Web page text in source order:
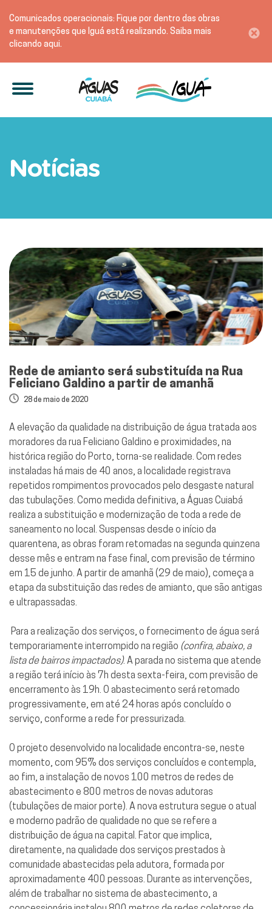
Comunicados operacionais: Fique por dentro das obras
e manutenções que Iguá está realizando. Saiba mais
clicando aqui.
Notícias
Rede de amianto será substituída na Rua
Feliciano Galdino a partir de amanhã
28 de maio de 2020
A elevação da qualidade na distribuição de água tratada aos
moradores da rua Feliciano Galdino e proximidades, na
histórica região do Porto, torna-se realidade. Com redes
instaladas há mais de 40 anos, a localidade registrava
repetidos rompimentos provocados pelo desgaste natural
das tubulações. Como medida definitiva, a Águas Cuiabá
realiza a substituição e modernização de toda a rede de
saneamento no local. Suspensas desde o início da
quarentena, as obras foram retomadas na segunda quinzena
desse mês e entram na fase final, com previsão de término
em 15 de junho. A partir de amanhã (29 de maio), começa a
etapa da substituição das redes de amianto, que são antigas
e ultrapassadas.
Para a realização dos serviços, o fornecimento de água será
temporariamente interrompido na região (confira, abaixo, a
lista de bairros impactados). A parada no sistema que atende
a região terá início às 7h desta sexta-feira, com previsão de
encerramento às 19h. O abastecimento será retomado
progressivamente, em até 24 horas após concluído o
serviço, conforme a rede for pressurizada.
O projeto desenvolvido na localidade encontra-se, neste
momento, com 95% dos serviços concluídos e contempla,
ao fim, a instalação de novos 100 metros de redes de
abastecimento e 800 metros de novas adutoras
(tubulações de maior porte). A nova estrutura segue o atual
e moderno padrão de qualidade no que se refere a
distribuição de água na capital. Fator que implica,
diretamente, na qualidade dos serviços prestados à
comunidade abastecidas pela adutora, formada por
aproximadamente 400 pessoas. Durante as intervenções,
além de trabalhar no sistema de abastecimento, a